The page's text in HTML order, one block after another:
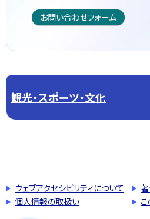
お問い合わせフォーム
観光・スポーツ・文化
ウェブアクセシビリティについて
著
個人情報の取扱い